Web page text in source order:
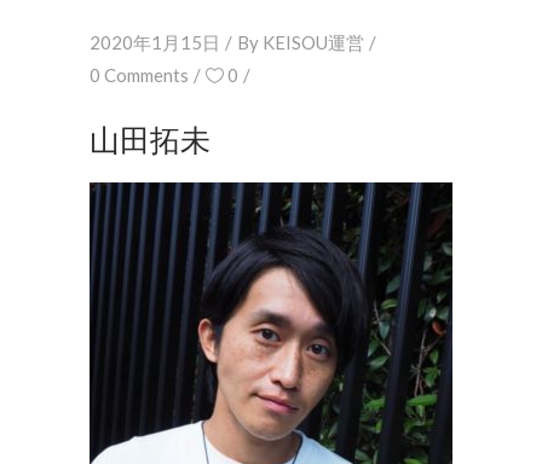
2020年1月15日 By KEISOU運営
0 Comments
0
山田拓未